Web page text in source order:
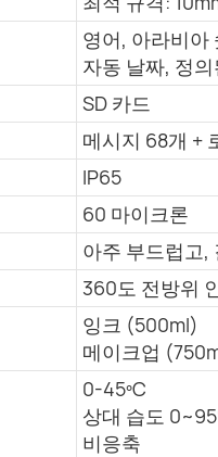
영어, 아라비아
자동 날짜, 정
SD 카드
메시지 68개 +
IP65
60 마이크론
아주 부드럽고,
360도 전방위
잉크 (500ml)
메이크업
0-45ºC
상대 습도
비응축